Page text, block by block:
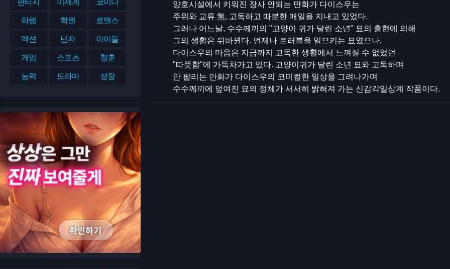
판타지 이세계 코미디
하렘 학원 로맨스
액션 닌자 아이돌
게임 스포츠 청춘
능력 드라마 성장
양호시설에서 키워진 장사 안되는 만화가 다이스우는
주위와 교류 無, 고독하고 따분한 매일을 지내고 있었다.
그러나 어느날, 수수께끼의 "고양이 귀가 달린 소년" 묘의 출현에 의해
그의 생활은 뒤바뀐다. 언제나 트러블을 일으키는 묘였으나,
다이스우의 마음은 지금까지 고독한 생활에서 느껴질 수 없었던
"따뜻함"에 가득차가고 있다. 고양이귀가 달린 소년 묘와 고독하며
안 팔리는 만화가 다이스우의 코미컬한 일상을 그려나가며
수수께끼에 덮여진 묘의 정체가 서서히 밝혀져 가는 신감각일상계 작품이다.